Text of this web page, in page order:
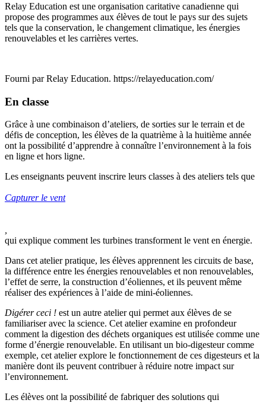
Relay Education est une organisation caritative canadienne qui
propose des programmes aux élèves de tout le pays sur des sujets
tels que la conservation, le changement climatique, les énergies
renouvelables et les carrières vertes.
Fourni par Relay Education. https://relayeducation.com/
En classe
Grâce à une combinaison d’ateliers, de sorties sur le terrain et de
défis de conception, les élèves de la quatrième à la huitième année
ont la possibilité d’apprendre à connaître l’environnement à la fois
en ligne et hors ligne.
Les enseignants peuvent inscrire leurs classes à des ateliers tels que
Capturer le vent
qui explique comment les turbines transforment le vent en énergie.
Dans cet atelier pratique, les élèves apprennent les circuits de base,
la différence entre les énergies renouvelables et non renouvelables,
l’effet de serre, la construction d’éoliennes, et ils peuvent même
réaliser des expériences à l’aide de mini-éoliennes.
Digérer ceci ! est un autre atelier qui permet aux élèves de se
familiariser avec la science. Cet atelier examine en profondeur
comment la digestion des déchets organiques est utilisée comme une
forme d’énergie renouvelable. En utilisant un bio-digesteur comme
exemple, cet atelier explore le fonctionnement de ces digesteurs et la
manière dont ils peuvent contribuer à réduire notre impact sur
l’environnement.
Les élèves ont la possibilité de fabriquer des solutions qui